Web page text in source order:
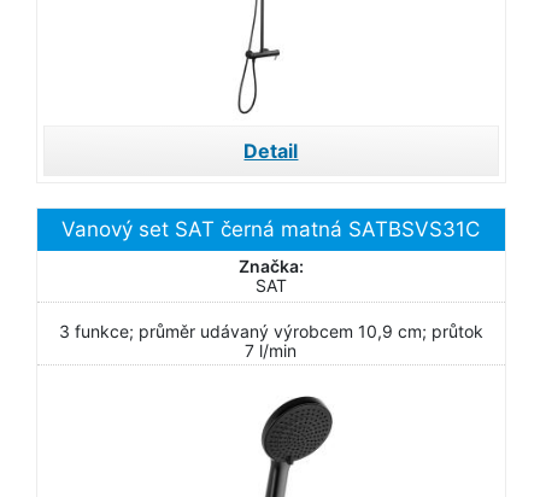
Detail
Vanový set SAT černá matná SATBSVS31C
Značka:
SAT
3 funkce; průměr udávaný výrobcem 10,9 cm; průtok
7 l/min